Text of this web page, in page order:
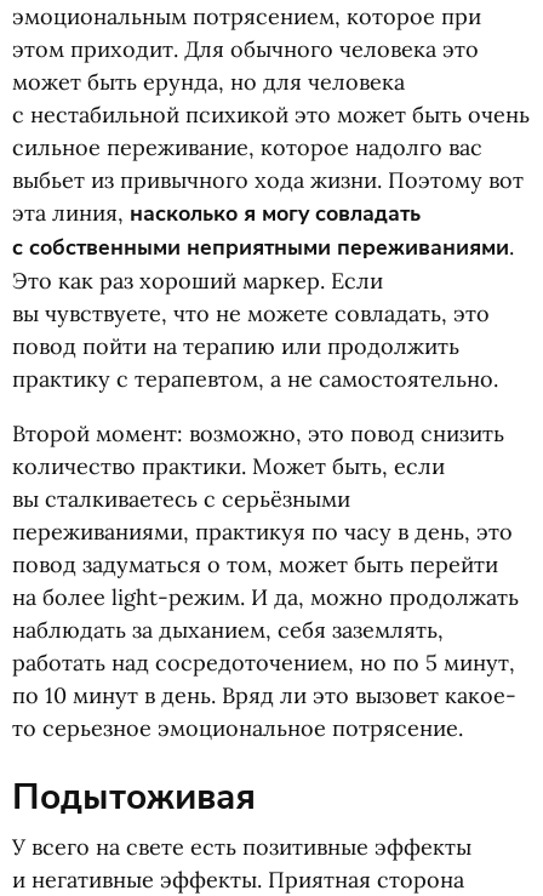
эмоциональным потрясением, которое при
этом приходит. Для обычного человека это
может быть ерунда, но для человека
с нестабильной психикой это может быть очень
сильное переживание, которое надолго вас
выбьет из привычного хода жизни. Поэтому вот
эта линия, насколько я могу совладать
с собственными неприятными переживаниями.
Это как раз хороший маркер. Если
вы чувствуете, что не можете совладать, это
повод пойти на терапию или продолжить
практику с терапевтом, а не самостоятельно.
Второй момент: возможно, это повод снизить
количество практики. Может быть, если
вы сталкиваетесь с серьёзными
переживаниями, практикуя по часу в день, это
повод задуматься о том, может быть перейти
на более light-режим. И да, можно продолжать
наблюдать за дыханием, себя заземлять,
работать над сосредоточением, но по 5 минут,
по 10 минут в день. Вряд ли это вызовет какое-
то серьезное эмоциональное потрясение.
Подытоживая
У всего на свете есть позитивные эффекты
и негативные эффекты. Приятная сторона